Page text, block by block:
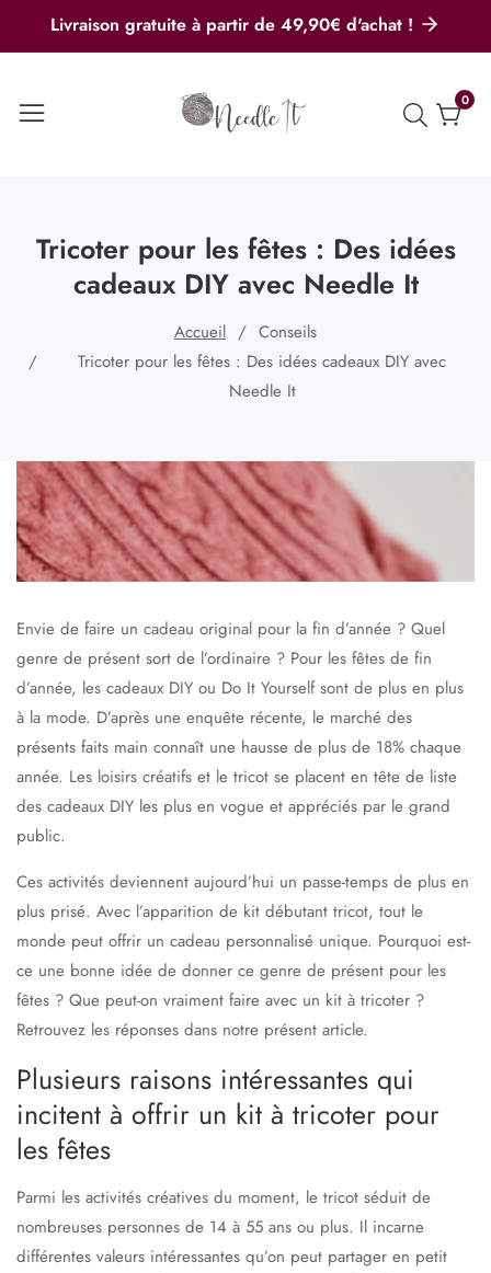
Livraison gratuite à partir de 49,90€ d'achat !
00
Tricoter pour les fêtes : Des idées
cadeaux DIY avec Needle It
Accueil
Conseils
Tricoter pour les fêtes : Des idées cadeaux DIY avec
Needle It
Envie de faire un cadeau original pour la fin d’année ? Quel
genre de présent sort de l’ordinaire ? Pour les fêtes de fin
d’année, les cadeaux DIY ou Do It Yourself sont de plus en plus
à la mode. D’après une enquête récente, le marché des
présents faits main connaît une hausse de plus de 18% chaque
année. Les loisirs créatifs et le tricot se placent en tête de liste
des cadeaux DIY les plus en vogue et appréciés par le grand
public.
Ces activités deviennent aujourd’hui un passe-temps de plus en
plus prisé. Avec l’apparition de kit débutant tricot, tout le
monde peut offrir un cadeau personnalisé unique. Pourquoi est-
ce une bonne idée de donner ce genre de présent pour les
fêtes ? Que peut-on vraiment faire avec un kit à tricoter ?
Retrouvez les réponses dans notre présent article.
Plusieurs raisons intéressantes qui
incitent à offrir un kit à tricoter pour
les fêtes
Parmi les activités créatives du moment, le tricot séduit de
nombreuses personnes de 14 à 55 ans ou plus. Il incarne
différentes valeurs intéressantes qu’on peut partager en petit